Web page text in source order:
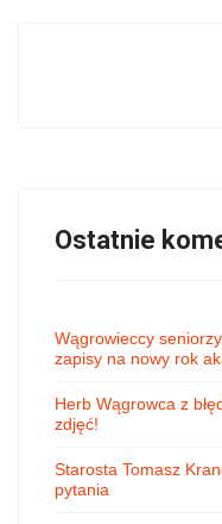
Ostatnie
Wągrowieccy
zapisy na nowy rok
Herb Wągrowca z
zdjęć!
Starosta Tomasz
pytania